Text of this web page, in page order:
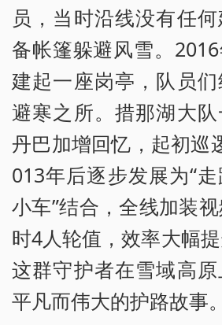
员，当时沿线没有任
备帐篷躲避风雪。
建起一座岗亭，队员
避寒之所。措那湖大
丹巴加增回忆，起初巡
013年后逐步发展为“
小车”结合，全线加装
时4人轮值，效率大幅
这群守护者在雪域高
平凡而伟大的护路故事。